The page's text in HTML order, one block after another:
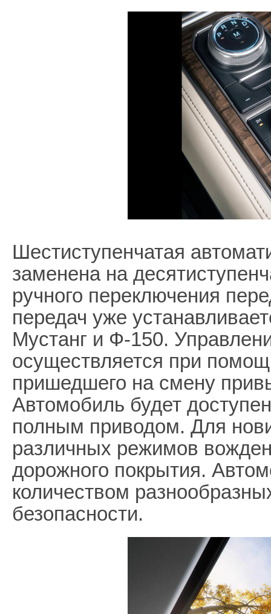
Шестиступенчатая
заменена на
ручного переключения
передач уже
Мустанг и Ф-150.
осуществляется при
пришедшего на смену
Автомобиль будет
полным приводом. Для
различных режимов
дорожного покрытия.
количеством
безопасности.